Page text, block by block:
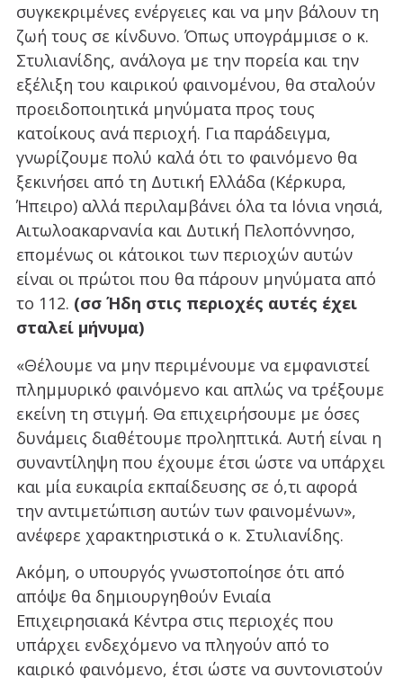
συγκεκριμένες ενέργειες και να μην βάλουν τη
ζωή τους σε κίνδυνο. Όπως υπογράμμισε ο κ.
Στυλιανίδης, ανάλογα με την πορεία και την
εξέλιξη του καιρικού φαινομένου, θα σταλούν
προειδοποιητικά μηνύματα προς τους
κατοίκους ανά περιοχή. Για παράδειγμα,
γνωρίζουμε πολύ καλά ότι το φαινόμενο θα
ξεκινήσει από τη Δυτική Ελλάδα (Κέρκυρα,
Ήπειρο) αλλά περιλαμβάνει όλα τα Ιόνια νησιά,
Αιτωλοακαρνανία και Δυτική Πελοπόννησο,
επομένως οι κάτοικοι των περιοχών αυτών
είναι οι πρώτοι που θα πάρουν μηνύματα από
το 112. (σσ Ήδη στις περιοχές αυτές έχει
σταλεί μήνυμα)
«Θέλουμε να μην περιμένουμε να εμφανιστεί
πλημμυρικό φαινόμενο και απλώς να τρέξουμε
εκείνη τη στιγμή. Θα επιχειρήσουμε με όσες
δυνάμεις διαθέτουμε προληπτικά. Αυτή είναι η
συναντίληψη που έχουμε έτσι ώστε να υπάρχει
και μία ευκαιρία εκπαίδευσης σε ό,τι αφορά
την αντιμετώπιση αυτών των φαινομένων»,
ανέφερε χαρακτηριστικά ο κ. Στυλιανίδης.
Ακόμη, ο υπουργός γνωστοποίησε ότι από
απόψε θα δημιουργηθούν Ενιαία
Επιχειρησιακά Κέντρα στις περιοχές που
υπάρχει ενδεχόμενο να πληγούν από το
καιρικό φαινόμενο, έτσι ώστε να συντονιστούν